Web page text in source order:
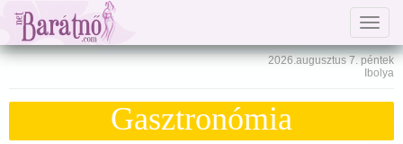
2026.augusztus 7. péntek
Ibolya
Gasztronómia